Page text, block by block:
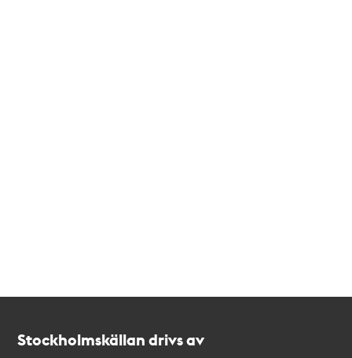
Stockholmskällan drivs av